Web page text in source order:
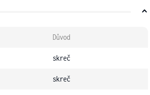
Důvod
skreč
skreč